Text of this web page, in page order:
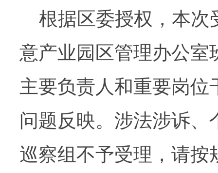
根据区委授权，本次
意产业园区管理办公室
主要负责人和重要岗
问题反映。涉法涉诉
巡察组不予受理，请按